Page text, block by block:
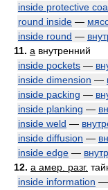
inside protective
round inside —
inside round —
11. a внутренний
inside pockets —
inside dimension —
inside packing —
inside planking —
inside weld —
inside diffusion —
inside edge —
12. a амер. разг.
inside information —